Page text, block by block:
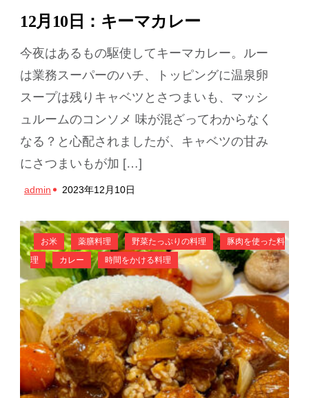
12月10日：キーマカレー
今夜はあるもの駆使してキーマカレー。ルー
は業務スーパーのハチ、トッピングに温泉卵
スープは残りキャベツとさつまいも、マッシ
ュルームのコンソメ 味が混ざってわからなく
なる？と心配されましたが、キャベツの甘み
にさつまいもが加 […]
admin 2023年12月10日
お米 薬膳料理 野菜たっぷりの料理
豚肉を使った料
理
カレー 時間をかける料理